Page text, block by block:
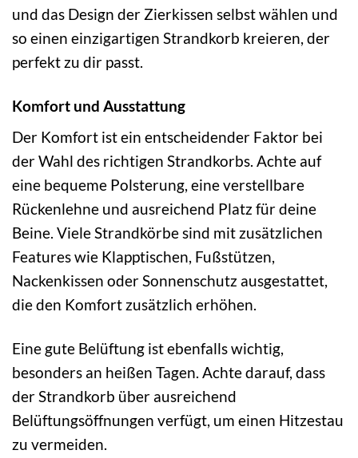
und das Design der Zierkissen selbst wählen und
so einen einzigartigen Strandkorb kreieren, der
perfekt zu dir passt.
Komfort und Ausstattung
Der Komfort ist ein entscheidender Faktor bei
der Wahl des richtigen Strandkorbs. Achte auf
eine bequeme Polsterung, eine verstellbare
Rückenlehne und ausreichend Platz für deine
Beine. Viele Strandkörbe sind mit zusätzlichen
Features wie Klapptischen, Fußstützen,
Nackenkissen oder Sonnenschutz ausgestattet,
die den Komfort zusätzlich erhöhen.
Eine gute Belüftung ist ebenfalls wichtig,
besonders an heißen Tagen. Achte darauf, dass
der Strandkorb über ausreichend
Belüftungsöffnungen verfügt, um einen Hitzestau
zu vermeiden.